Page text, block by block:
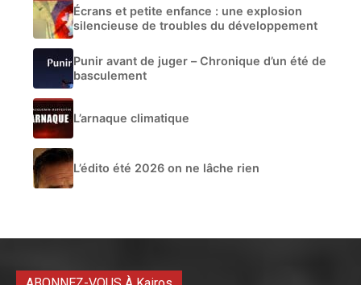
Écrans et petite enfance : une explosion
silencieuse de troubles du développement
Punir avant de juger – Chronique d’un été de
basculement
L’arnaque climatique
L’édito été 2026 on ne lâche rien